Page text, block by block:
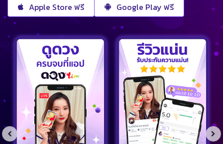
Apple Store ฟรี Google Play ฟรี